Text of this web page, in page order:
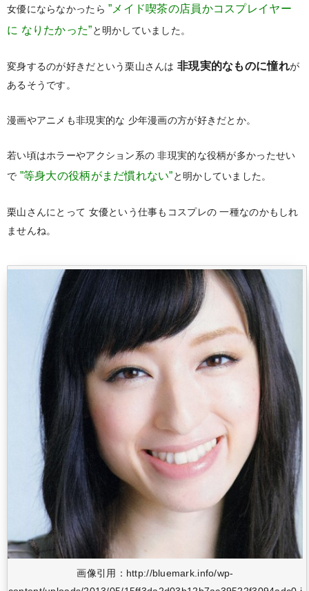
女優にならなかったら ”メイド喫茶の店員かコスプレイヤー
に なりたかった”と明かしていました。
変身するのが好きだという栗山さんは 非現実的なものに憧れが
あるそうです。
漫画やアニメも非現実的な 少年漫画の方が好きだとか。
若い頃はホラーやアクション系の 非現実的な役柄が多かったせい
で ”等身大の役柄がまだ慣れない”と明かしていました。
栗山さんにとって 女優という仕事もコスプレの 一種なのかもしれ
ませんね。
画像引用：http://bluemark.info/wp-